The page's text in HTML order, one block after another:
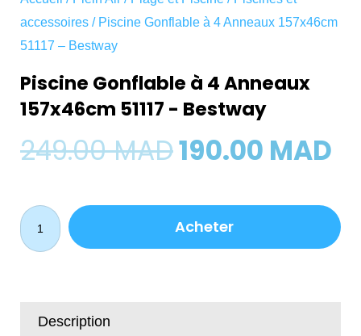
accessoires / Piscine Gonflable à 4 Anneaux 157x46cm
51117 – Bestway
Piscine Gonflable à 4 Anneaux
157x46cm 51117 - Bestway
249.00MADLe
initial
190.00 MAD
quantité
de
Piscine
Acheter
Description